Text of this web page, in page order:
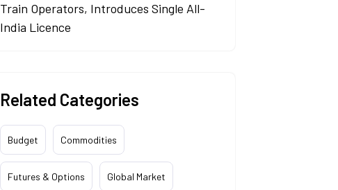
Train Operators, Introduces Single All-
India Licence
Related Categories
Budget Commodities
Futures & Options Global Market